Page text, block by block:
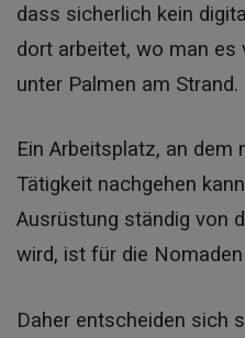
dass sicherlich kein
dort arbeitet, wo man es
unter Palmen am Strand.
Ein Arbeitsplatz, an dem
Tätigkeit nachgehen
Ausrüstung ständig von
wird, ist für die
Daher entscheiden sich